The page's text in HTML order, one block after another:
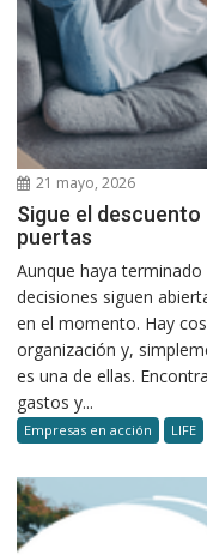
21 mayo, 2026
Sigue el
puertas
Aunque haya
decisiones siguen
en el momento. Hay
organización y,
es una de ellas.
gastos y...
Empresas en acción LIFE